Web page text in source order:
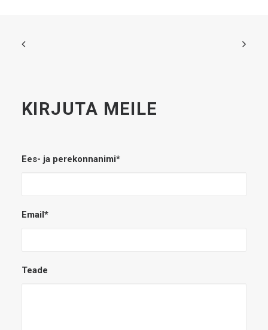
KIRJUTA MEILE
Ees- ja perekonnanimi*
Email*
Teade